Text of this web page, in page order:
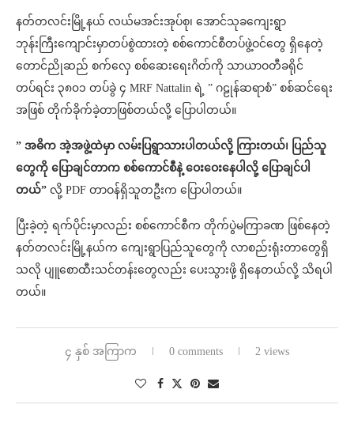
နတ်တလင်းမြို့နယ် လယ်မအင်းအုပ်စု၊ အောင်သုခကျေးရွာ
ဘုန်းကြီးကျောင်းမှာတပ်စွဲထားတဲ့ စစ်ကောင်စီတပ်ဖွဲ့ဝင်တွေ ရှိနေတဲ့
တောင်ညိုဆည် စက်လှေ စစ်ဆေးရေးဂိတ်ကို သာယာဝတီခရိုင်
တပ်ရင်း ၃၈၀၁ တပ်ခွဲ ၄ MRF Nattalin ရဲ့ ” ဂဠုန်ဆရာစံ” စစ်ဆင်ရေး
အဖြစ် တိုက်ခိုက်ခဲ့တာဖြစ်တယ်လို့ ပြောပါတယ်။
” အဓိက အဲ့အဖွဲ့ထဲမှာ လမ်းပြရွာသားပါတယ်လို့ ကြားတယ်၊ ပြည်သူ
တွေကို ပြောချင်တာက စစ်ကောင်စီနဲ့ ဝေးဝေးနေပါလို့ ပြောချင်ပါ
တယ်” လို့ PDF တာဝန်ရှိသူတဦးက ပြောပါတယ်။
ပြီးခဲ့တဲ့ ရက်ပိုင်းမှာလည်း စစ်ကောင်စီက တိုက်ပွဲမကြာခဏ ဖြစ်နေတဲ့
နတ်တလင်းမြို့နယ်က ကျေးရွာပြည်သူတွေကို လာစည်းရုံးတာတွေရှိ
သလို ပျူစောထီးသင်တန်းတွေလည်း ပေးသွားဖို့ ရှိနေတယ်လို့ သိရပါ
တယ်။
၄ နှစ် အကြာက 0 comments 2 views